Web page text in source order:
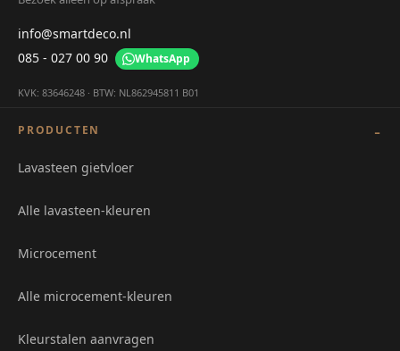
info@smartdeco.nl
085 - 027 00 90
WhatsApp
KVK: 83646248 · BTW: NL862945811 B01
PRODUCTEN
Lavasteen gietvloer
Alle lavasteen-kleuren
Microcement
Alle microcement-kleuren
Kleurstalen aanvragen